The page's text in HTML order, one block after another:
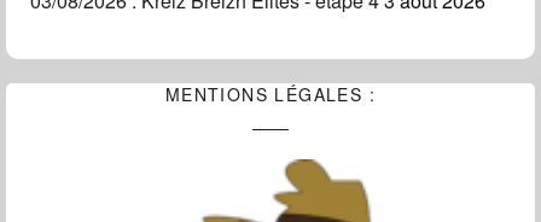
MENTIONS LÉGALES :